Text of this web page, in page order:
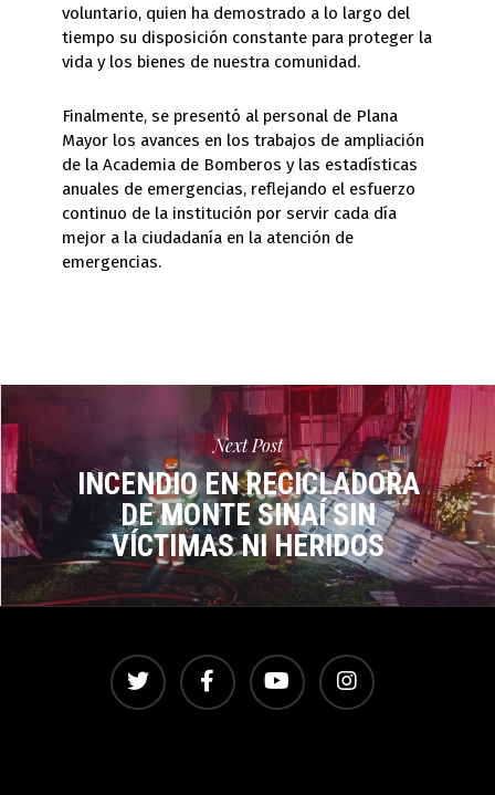
voluntario, quien ha demostrado a lo largo del
tiempo su disposición constante para proteger la
vida y los bienes de nuestra comunidad.
Finalmente, se presentó al personal de Plana
Mayor los avances en los trabajos de ampliación
de la Academia de Bomberos y las estadísticas
anuales de emergencias, reflejando el esfuerzo
continuo de la institución por servir cada día
mejor a la ciudadanía en la atención de
emergencias.
Next Post
INCENDIO EN RECICLADORA
DE MONTE SINAÍ SIN
VÍCTIMAS NI HERIDOS